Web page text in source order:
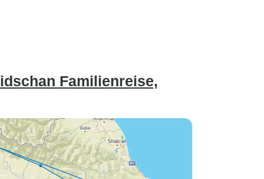
Familienreise,